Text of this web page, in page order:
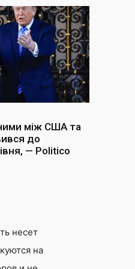
між США та
до
— Politico
несет
на